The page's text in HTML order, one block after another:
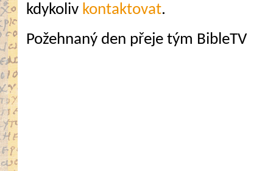
kdykoliv kontaktovat.
Požehnaný den přeje tým BibleTV